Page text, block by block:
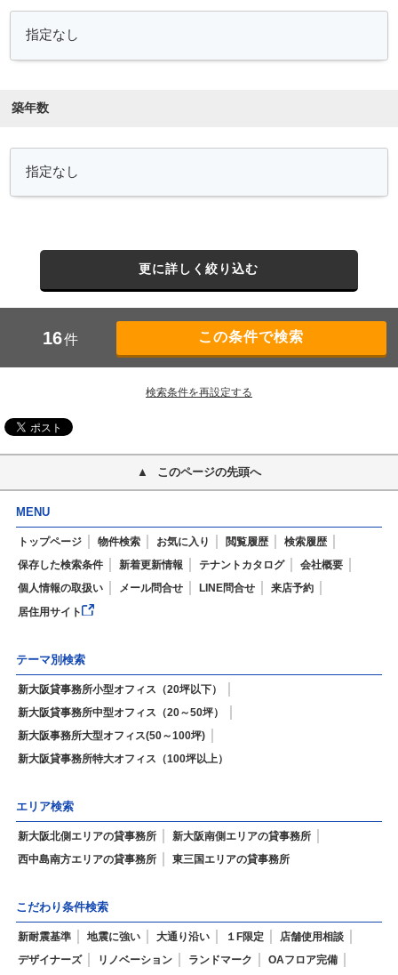
築年数
更に詳しく絞り込む
16件
検索条件を再設定する
このページの先頭へ
MENU
トップページ 物件検索 お気に入り 閲覧履歴
検索履歴
保存した検索条件
新着更新情報 テナントカタログ
会社概要
個人情報の取扱い
メール問合せ LINE問合せ
来店予約
居住用サイト
テーマ別検索
新大阪貸事務所小型オフィス（20坪以下）
新大阪貸事務所中型オフィス（20～50坪）
新大阪事務所大型オフィス(50～100坪)
新大阪貸事務所特大オフィス（100坪以上）
エリア検索
新大阪北側エリアの貸事務所
新大阪南側エリアの貸事務所
西中島南方エリアの貸事務所
東三国エリアの貸事務所
こだわり条件検索
新耐震基準 地震に強い 大通り沿い １F限定
店舗使用相談
デザイナーズ
リノベーション ランドマーク OAフロア完備